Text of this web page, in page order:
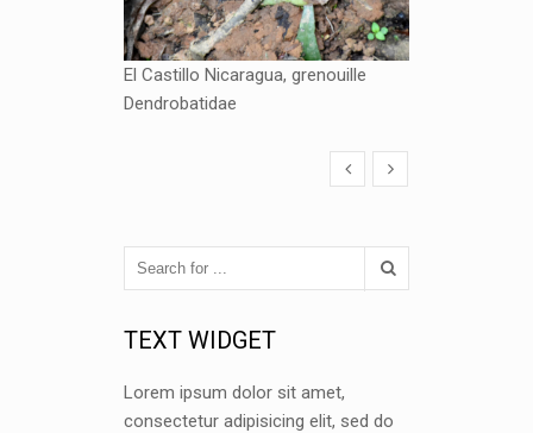
El Castillo Nicaragua, grenouille
Dendrobatidae
TEXT WIDGET
Lorem ipsum dolor sit amet,
consectetur adipisicing elit, sed do